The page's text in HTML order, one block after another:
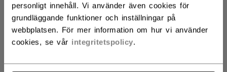
personligt innehåll. Vi använder även cookies för
grundläggande funktioner och inställningar på
webbplatsen. För mer information om hur vi använder
cookies, se vår integritetspolicy.
90TM 28 29 88not.available
P28+
P29+